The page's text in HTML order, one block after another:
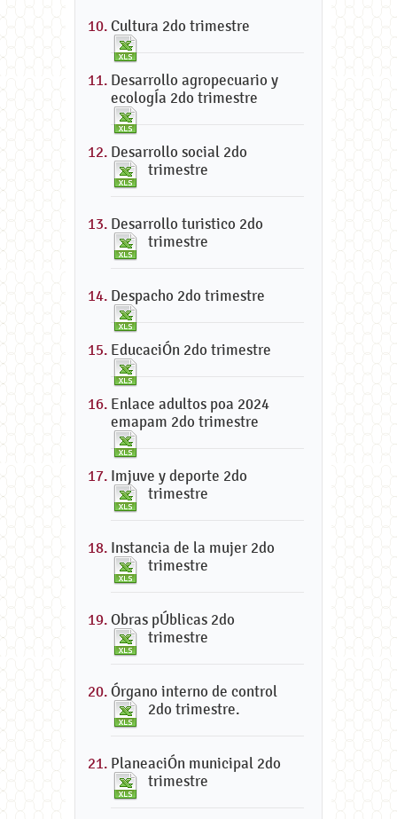
Cultura 2do trimestre
Desarrollo agropecuario y
ecologÍa 2do trimestre
Desarrollo social 2do
trimestre
Desarrollo turistico 2do
trimestre
Despacho 2do trimestre
EducaciÓn 2do trimestre
Enlace adultos poa 2024
emapam 2do trimestre
Imjuve y deporte 2do
trimestre
Instancia de la mujer 2do
trimestre
Obras pÚblicas 2do
trimestre
Órgano interno de control
2do trimestre.
PlaneaciÓn municipal 2do
trimestre